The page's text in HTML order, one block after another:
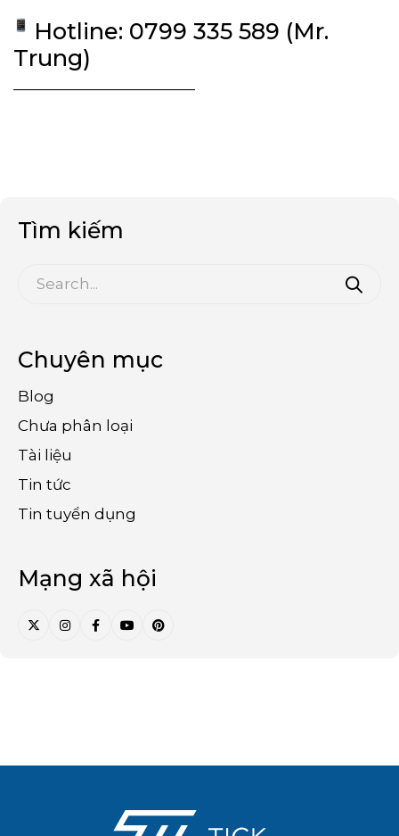
Tìm kiếm
Chuyên mục
Blog
Chưa phân loại
Tài liệu
Tin tức
Tin tuyển dụng
Mạng xã hội
Hotline: 0799 335 589 (Mr.
Trung)
————————————